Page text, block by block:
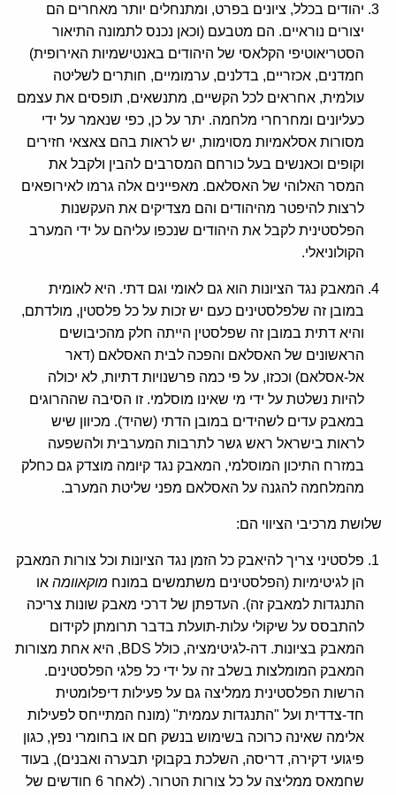
יהודים בכלל, ציונים בפרט, ומתנחלים יותר מאחרים הם
יצורים נוראיים. הם מטבעם (וכאן נכנס לתמונה התיאור
הסטריאוטיפי הקלאסי של היהודים באנטישמיות האירופית)
חמדנים, אכזריים, בדלנים, ערמומיים, חותרים לשליטה
עולמית, אחראים לכל הקשיים, מתנשאים, תופסים את עצמם
כעליונים ומחרחרי מלחמה. יתר על כן, כפי שנאמר על ידי
מסורות אסלאמיות מסוימות, יש לראות בהם צאצאי חזירים
וקופים וכאנשים בעל כורחם המסרבים להבין ולקבל את
המסר האלוהי של האסלאם. מאפיינים אלה גרמו לאירופאים
לרצות להיפטר מהיהודים והם מצדיקים את העקשנות
הפלסטינית לקבל את היהודים שנכפו עליהם על ידי המערב
הקולוניאלי.
המאבק נגד הציונות הוא גם לאומי וגם דתי. היא לאומית
במובן זה שלפלסטינים כעם יש זכות על כל פלסטין, מולדתם,
והיא דתית במובן זה שפלסטין הייתה חלק מהכיבושים
הראשונים של האסלאם והפכה לבית האסלאם (דאר
אל-אסלאם) וככזו, על פי כמה פרשנויות דתיות, לא יכולה
להיות נשלטת על ידי מי שאינו מוסלמי. זו הסיבה שההרוגים
במאבק עדים לשהידים במובן הדתי (שהיד). מכיוון שיש
לראות בישראל ראש גשר לתרבות המערבית ולהשפעה
במזרח התיכון המוסלמי, המאבק נגד קיומה מוצדק גם כחלק
מהמלחמה להגנה על האסלאם מפני שליטת המערב.
שלושת מרכיבי הציווי הם:
פלסטיני צריך להיאבק כל הזמן נגד הציונות וכל צורות המאבק
הן לגיטימיות (הפלסטינים משתמשים במונח מוקאוומה או
התנגדות למאבק זה). העדפתן של דרכי מאבק שונות צריכה
להתבסס על שיקולי עלות-תועלת בדבר תרומתן לקידום
המאבק בציונות. דה-לגיטימציה, כולל BDS, היא אחת מצורות
המאבק המומלצות בשלב זה על ידי כל פלגי הפלסטינים.
הרשות הפלסטינית ממליצה גם על פעילות דיפלומטית
חד-צדדית ועל "התנגדות עממית" (מונח המתייחס לפעילות
אלימה שאינה כרוכה בשימוש בנשק חם או בחומרי נפץ, כגון
פיגועי דקירה, דריסה, השלכת בקבוקי תבערה ואבנים), בעוד
שחמאס ממליצה על כל צורות הטרור. (לאחר 6 חודשים של